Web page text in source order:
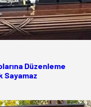
Düzenleme
Sayamaz